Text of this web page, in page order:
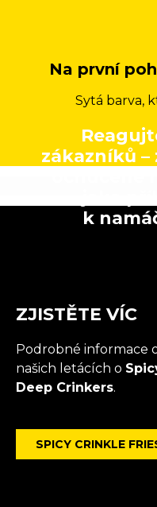
Na první
Sytá barva,
zákazníků
k
ZJISTĚTE VÍC
Podrobné informace
našich letácích o
Deep Crinkers.
SPICY CRINKLE